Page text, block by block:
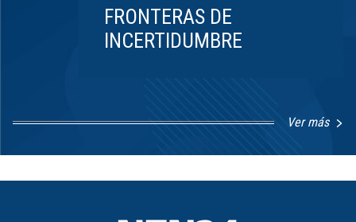
FRONTERAS DE
INCERTIDUMBRE
Ver más
1
8